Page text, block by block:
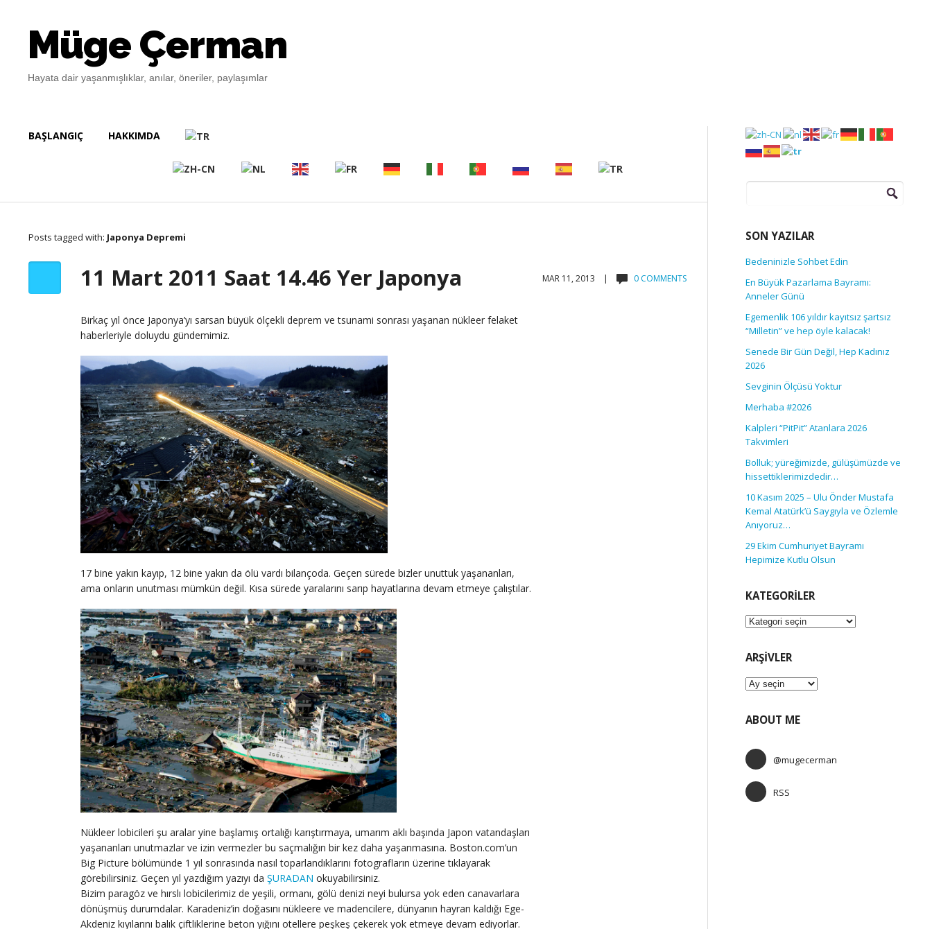
Müge Çerman
Hayata dair yaşanmışlıklar, anılar, öneriler, paylaşımlar
BAŞLANGIÇ HAKKIMDA
Posts tagged with: Japonya Depremi
MAR 11, 2013 | 0 COMMENTS
11 Mart 2011 Saat 14.46 Yer Japonya
Birkaç yıl önce Japonya’yı sarsan büyük ölçekli deprem ve tsunami sonrası yaşanan nükleer felaket
haberleriyle doluydu gündemimiz.
17 bine yakın kayıp, 12 bine yakın da ölü vardı bilançoda. Geçen sürede bizler unuttuk yaşananları,
ama onların unutması mümkün değil. Kısa sürede yaralarını sarıp hayatlarına devam etmeye çalıştılar.
Nükleer lobicileri şu aralar yine başlamış ortalığı karıştırmaya, umarım aklı başında Japon vatandaşları
yaşananları unutmazlar ve izin vermezler bu saçmalığın bir kez daha yaşanmasına. Boston.com’un
Big Picture bölümünde 1 yıl sonrasında nasıl toparlandıklarını fotografların üzerine tıklayarak
görebilirsiniz. Geçen yıl yazdığım yazıyı da ŞURADAN okuyabilirsiniz.
Bizim paragöz ve hırslı lobicilerimiz de yeşili, ormanı, gölü denizi neyi bulursa yok eden canavarlara
dönüşmüş durumdalar. Karadeniz’in doğasını nükleere ve madencilere, dünyanın hayran kaldığı Ege-
Akdeniz kıyılarını balık çiftliklerine beton yığını otellere peşkeş çekerek yok etmeye devam ediyorlar.
Arama:
SON YAZILAR
Bedeninizle Sohbet Edin
En Büyük Pazarlama Bayramı:
Anneler Günü
Egemenlik 106 yıldır kayıtsız şartsız
“Milletin” ve hep öyle kalacak!
Senede Bir Gün Değil, Hep Kadınız
2026
Sevginin Ölçüsü Yoktur
Merhaba #2026
Kalpleri “PitPit” Atanlara 2026
Takvimleri
Bolluk; yüreğimizde, gülüşümüzde ve
hissettiklerimizdedir…
10 Kasım 2025 – Ulu Önder Mustafa
Kemal Atatürk’ü Saygıyla ve Özlemle
Anıyoruz…
29 Ekim Cumhuriyet Bayramı
Hepimize Kutlu Olsun
KATEGORILER
Kategoriler
ARŞIVLER
Arşivler
ABOUT ME
@mugecerman
RSS